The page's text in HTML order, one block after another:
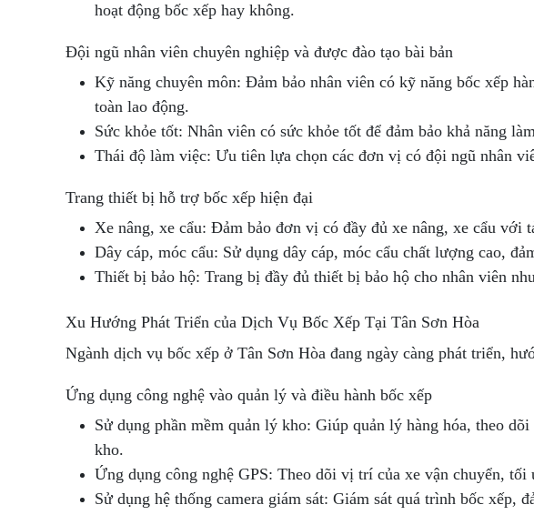
hoạt động bốc xếp hay không.
Đội ngũ nhân viên chuyên nghiệp và được đào tạo bài bản
Kỹ năng chuyên môn: Đảm bảo nhân viên có kỹ năng bốc xếp
toàn lao động.
Sức khỏe tốt: Nhân viên có sức khỏe tốt để đảm bảo khả năng
Thái độ làm việc: Ưu tiên lựa chọn các đơn vị có đội ngũ nhân
Trang thiết bị hỗ trợ bốc xếp hiện đại
Xe nâng, xe cẩu: Đảm bảo đơn vị có đầy đủ xe nâng, xe cẩu với
Dây cáp, móc cẩu: Sử dụng dây cáp, móc cẩu chất lượng cao,
Thiết bị bảo hộ: Trang bị đầy đủ thiết bị bảo hộ cho nhân viên
Xu Hướng Phát Triển của Dịch Vụ Bốc Xếp Tại Tân Sơn Hòa
Ngành dịch vụ bốc xếp ở Tân Sơn Hòa đang ngày càng phát triển,
Ứng dụng công nghệ vào quản lý và điều hành bốc xếp
Sử dụng phần mềm quản lý kho: Giúp quản lý hàng hóa, theo
kho.
Ứng dụng công nghệ GPS: Theo dõi vị trí của xe vận chuyển,
Sử dụng hệ thống camera giám sát: Giám sát quá trình bốc xếp,